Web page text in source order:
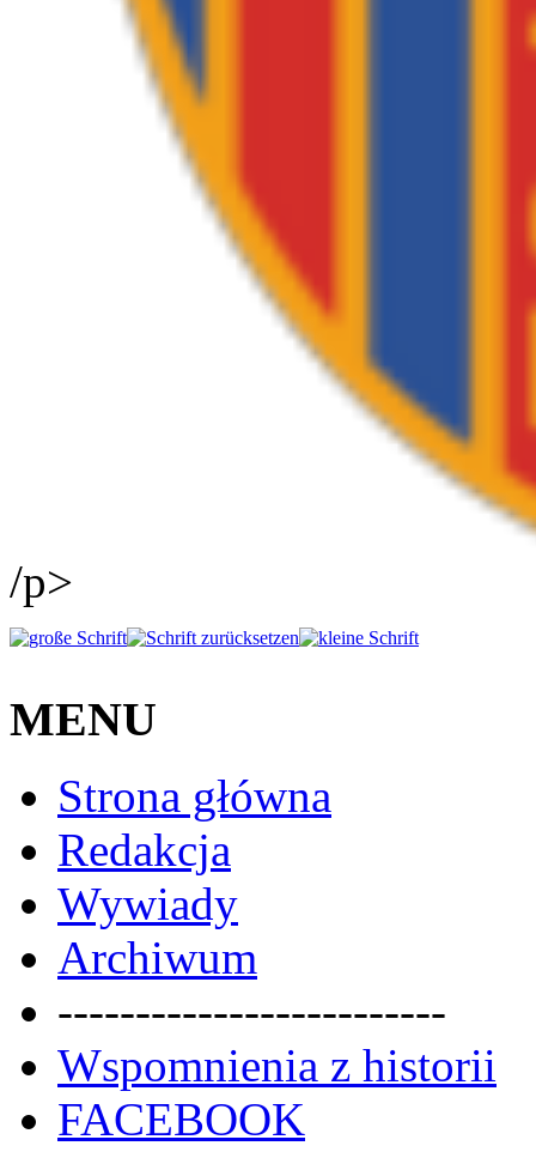
/p>
MENU
Strona główna
Redakcja
Wywiady
Archiwum
-------------------------
Wspomnienia z historii
FACEBOOK